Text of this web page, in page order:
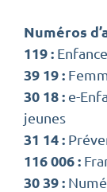
Numéros
119 :
39 19 :
30 18 : e-
jeunes
31 14 :
116 006 :
30 39 :